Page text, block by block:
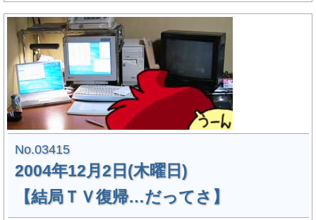
No.03415
2004年12月2日(木曜日)
【結局ＴＶ復帰…だってさ】